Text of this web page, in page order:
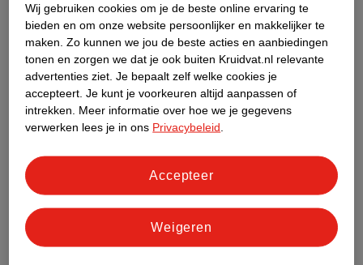
Tip 1 – Ga voor comfort
Nu je zwanger bent is je comfort belangrijker dan ooit. Slaap je
thuis met een zwangerschapskussen? Neem deze dan mee op
vakantiebestemming. Ga je met de auto op reis? Neem dan de
tijd voor voldoende stops zodat je even je benen kunt strekken.
Tip 2 – Pas op met de zon
Wanneer je in verwachting bent, is je huid gevoeliger voor uv-
Wij gebruiken cookies om je de beste online ervaring te
bieden en om onze website persoonlijker en makkelijker te
maken. Zo kunnen we jou de beste acties en aanbiedingen
tonen en zorgen we dat je ook buiten Kruidvat.nl relevante
advertenties ziet. Je bepaalt zelf welke cookies je
accepteert. Je kunt je voorkeuren altijd aanpassen of
intrekken.
Meer informatie over hoe we je gegevens
verwerken lees je in ons Privacybeleid
Weigeren
Accepteer